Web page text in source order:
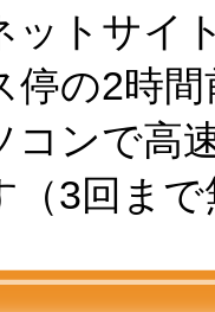
ットサイ
停の2時
コンで高
（3回まで